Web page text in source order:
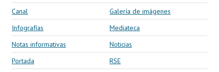
Canal
Galería de imágenes
Infografías
Mediateca
Notas informativas
Noticias
Portada
RSE